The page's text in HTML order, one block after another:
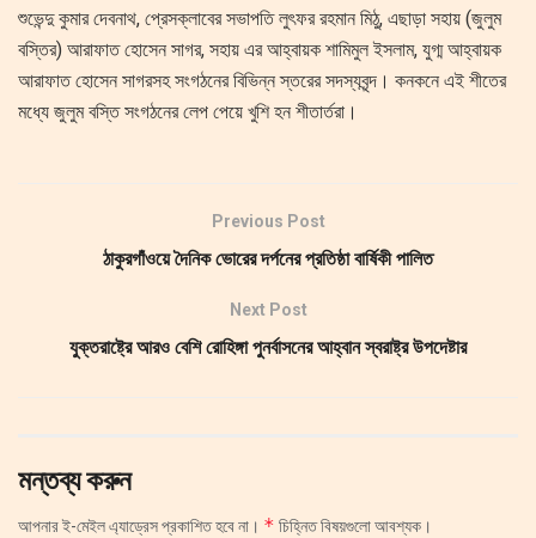
শুভেন্দু কুমার দেবনাথ, প্রেসক্লাবের সভাপতি লুৎফর রহমান মিঠু, এছাড়া সহায় (জুলুম
বস্তির) আরাফাত হোসেন সাগর, সহায় এর আহ্বায়ক শামিমুল ইসলাম, যুগ্ম আহ্বায়ক
আরাফাত হোসেন সাগরসহ সংগঠনের বিভিন্ন স্তরের সদস্যবৃন্দ। কনকনে এই শীতের
মধ্যে জুলুম বস্তি সংগঠনের লেপ পেয়ে খুশি হন শীতার্তরা।
Previous Post
ঠাকুরগাঁওয়ে দৈনিক ভোরের দর্পনের প্রতিষ্ঠা বার্ষিকী পালিত
Next Post
যুক্তরাষ্ট্রে আরও বেশি রোহিঙ্গা পুনর্বাসনের আহ্বান স্বরাষ্ট্র উপদেষ্টার
মন্তব্য করুন
আপনার ই-মেইল এ্যাড্রেস প্রকাশিত হবে না। * চিহ্নিত বিষয়গুলো আবশ্যক।